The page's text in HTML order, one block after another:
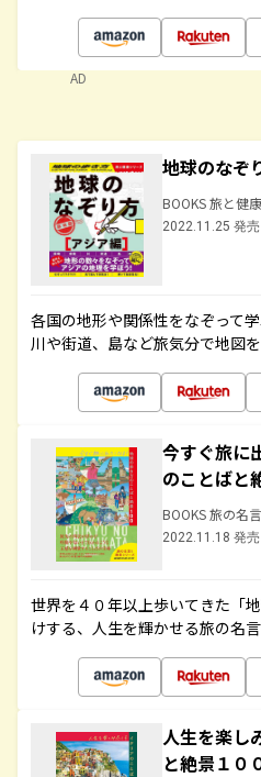
AD
地球のな
BOOKS 旅と健康
2022.11.25 発売
各国の地形や関係性をなぞって
川や街道、島など旅気分で地図
今すぐ旅に
のことばと
BOOKS 旅の名
2022.11.18 発売
世界を４０年以上歩いてきた「
けする、人生を輝かせる旅の名
人生を楽し
と絶景１０